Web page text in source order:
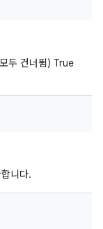
두 건너뜀) True
니다.